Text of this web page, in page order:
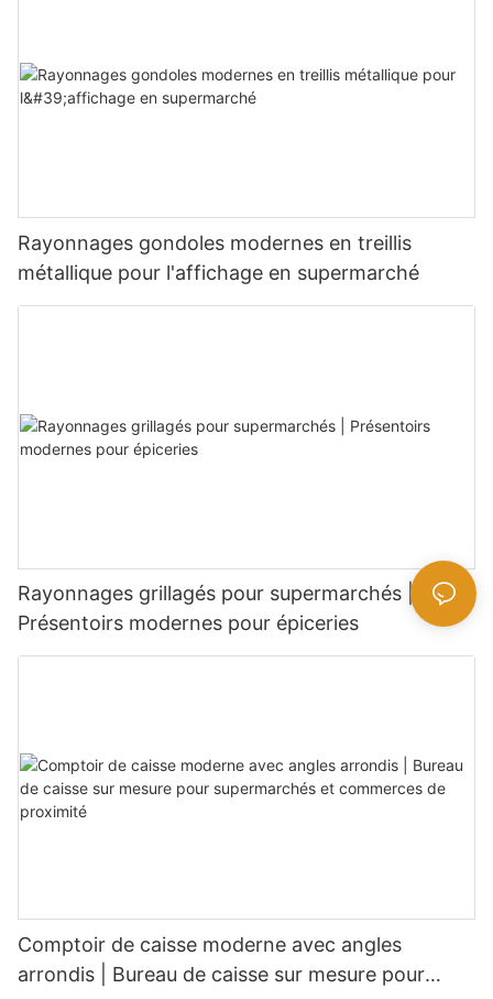
Rayonnages gondoles modernes en treillis
métallique pour l'affichage en supermarché
Rayonnages grillagés pour supermarchés |
Présentoirs modernes pour épiceries
Comptoir de caisse moderne avec angles
arrondis | Bureau de caisse sur mesure pour